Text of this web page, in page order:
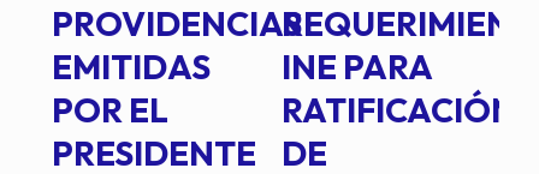
PROVIDENCIAS
EMITIDAS
POR EL
PRESIDENTE
INE PARA
RATIFICACIÓN
DE